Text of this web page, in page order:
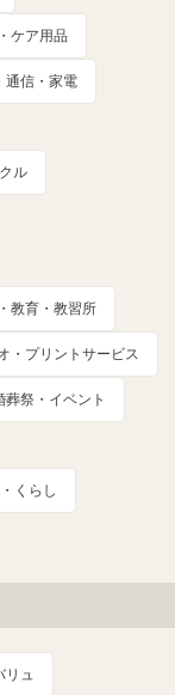
ケア用品
通信・家電
ル
教育・教習所
・プリントサービス
葬祭・イベント
くらし
リュ